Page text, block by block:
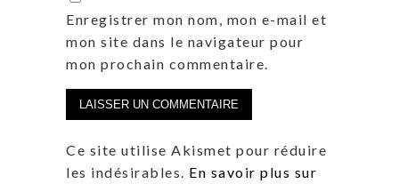
Enregistrer mon nom, mon e-mail et
mon site dans le navigateur pour
mon prochain commentaire.
Ce site utilise Akismet pour réduire
les indésirables. En savoir plus sur